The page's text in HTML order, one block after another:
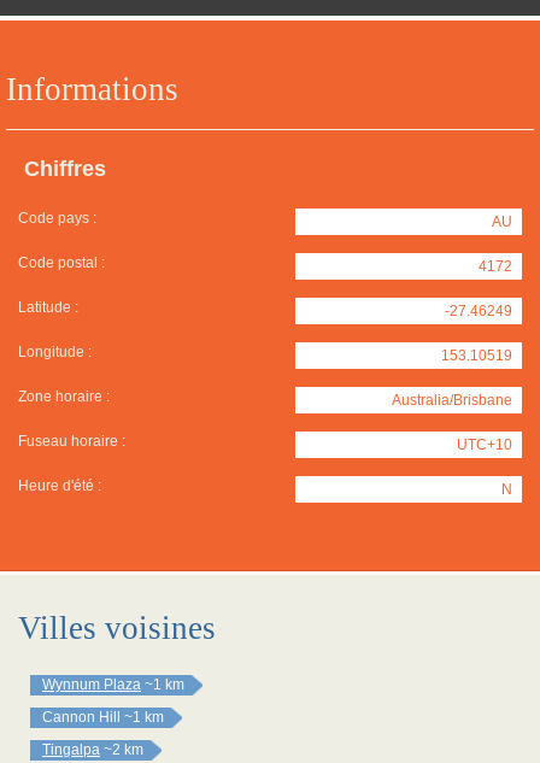
Informations
Chiffres
Code pays : AU
Code postal : 4172
Latitude : -27.46249
Longitude : 153.10519
Zone horaire : Australia/Brisbane
Fuseau horaire : UTC+10
Heure d'été : N
Villes voisines
Wynnum Plaza ~1 km
Cannon Hill
~1 km
Tingalpa ~2 km